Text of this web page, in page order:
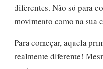
diferentes. Não só para
movimento como na sua
Para começar, aquela
realmente diferente!